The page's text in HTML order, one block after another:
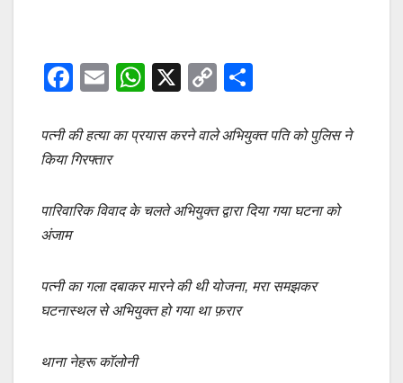
F
c
e
o
k
E
ail
W
at
p
X
C
p
n
ar
पत्नी की हत्या का प्रयास करने वाले अभियुक्त पति को पुलिस ने
किया गिरफ्तार
पारिवारिक विवाद के चलते अभियुक्त द्वारा दिया गया घटना को
अंजाम
पत्नी का गला दबाकर मारने की थी योजना, मरा समझकर
घटनास्थल से अभियुक्त हो गया था फ़रार
थाना नेहरू कॉलोनी